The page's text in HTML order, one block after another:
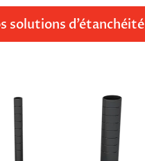
solutions d’étanchéité